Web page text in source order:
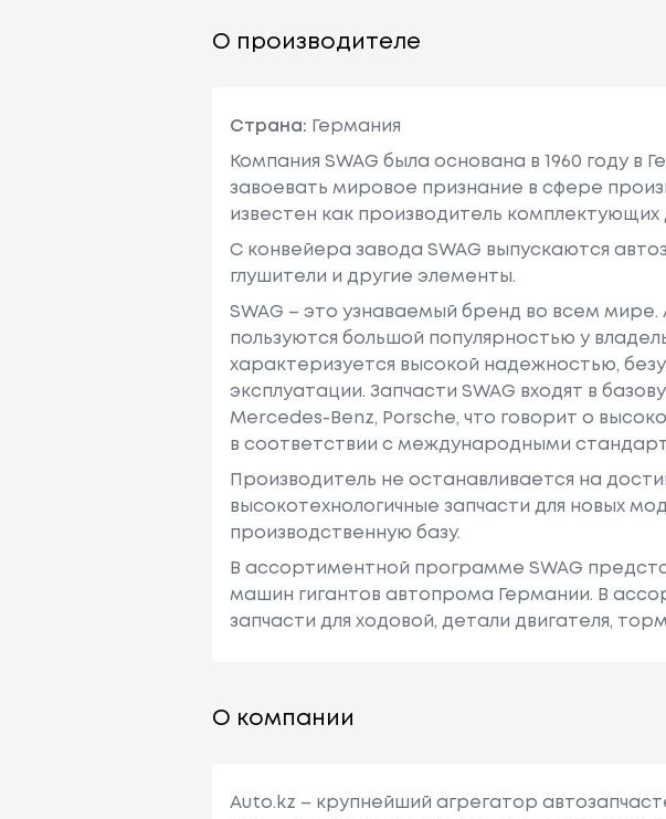
О производителе
Страна: Германия
Компания SWAG была основана в 1960 году
завоевать мировое признание в сфере
известен как производитель
С конвейера завода SWAG выпускаются
глушители и другие элементы.
SWAG – это узнаваемый бренд во всем
пользуются большой популярностью у
характеризуется высокой надежностью,
эксплуатации. Запчасти SWAG входят в
Mercedes-Benz, Porsche, что говорит о
в соответствии с международными
Производитель не останавливается на
высокотехнологичные запчасти для новых
производственную базу.
В ассортиментной программе SWAG
машин гигантов автопрома Германии. В
запчасти для ходовой, детали двигателя,
О компании
Auto.kz – крупнейший агрегатор